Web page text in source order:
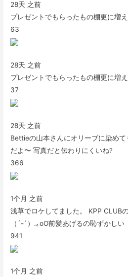
28天 之前
プレゼントでもらったもの棚更に増
63
28天 之前
プレゼントでもらったもの棚更に増
37
28天 之前
Bettieの山本さんにオリーブに染め
だよ〜 写真だと伝わりにくいね?
366
1个月 之前
浅草でロケしてました。 KPP CLUB
（´-`）.｡oO前髪あげるの恥ずかしい
941
1个月 之前